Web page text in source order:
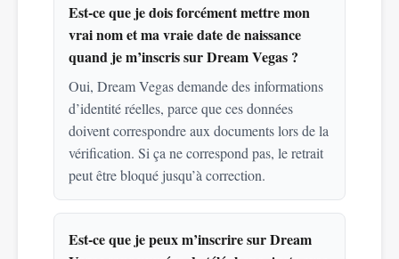
Est-ce que je dois forcément mettre mon
vrai nom et ma vraie date de naissance
quand je m’inscris sur Dream Vegas ?
Oui, Dream Vegas demande des informations
d’identité réelles, parce que ces données
doivent correspondre aux documents lors de la
vérification. Si ça ne correspond pas, le retrait
peut être bloqué jusqu’à correction.
Est-ce que je peux m’inscrire sur Dream